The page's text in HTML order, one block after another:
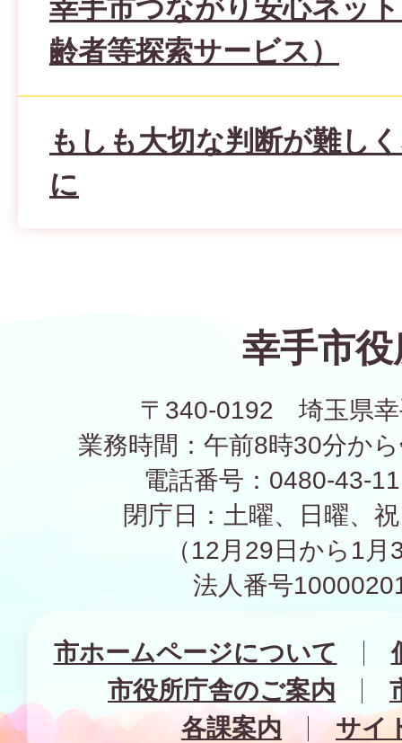
幸手市つながり安心ネッ
齢者等探索サービス）
もしも大切な判断が難し
に
幸手市役
〒340-0192 埼玉県幸
業務時間：午前8時30分か
電話番号：0480-43-
閉庁日：土曜、日曜、
（12月29日から1
法人番号
市ホームページについて
市役所庁舎のご案内
各課案内
サイ